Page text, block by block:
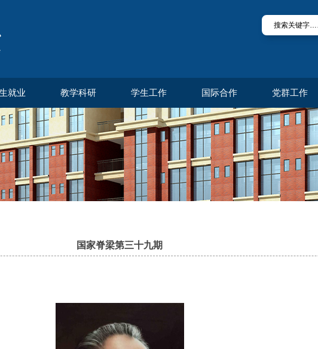
就业 教学科研 学生工作 国际合作 党群工作
国家脊梁第三十九期